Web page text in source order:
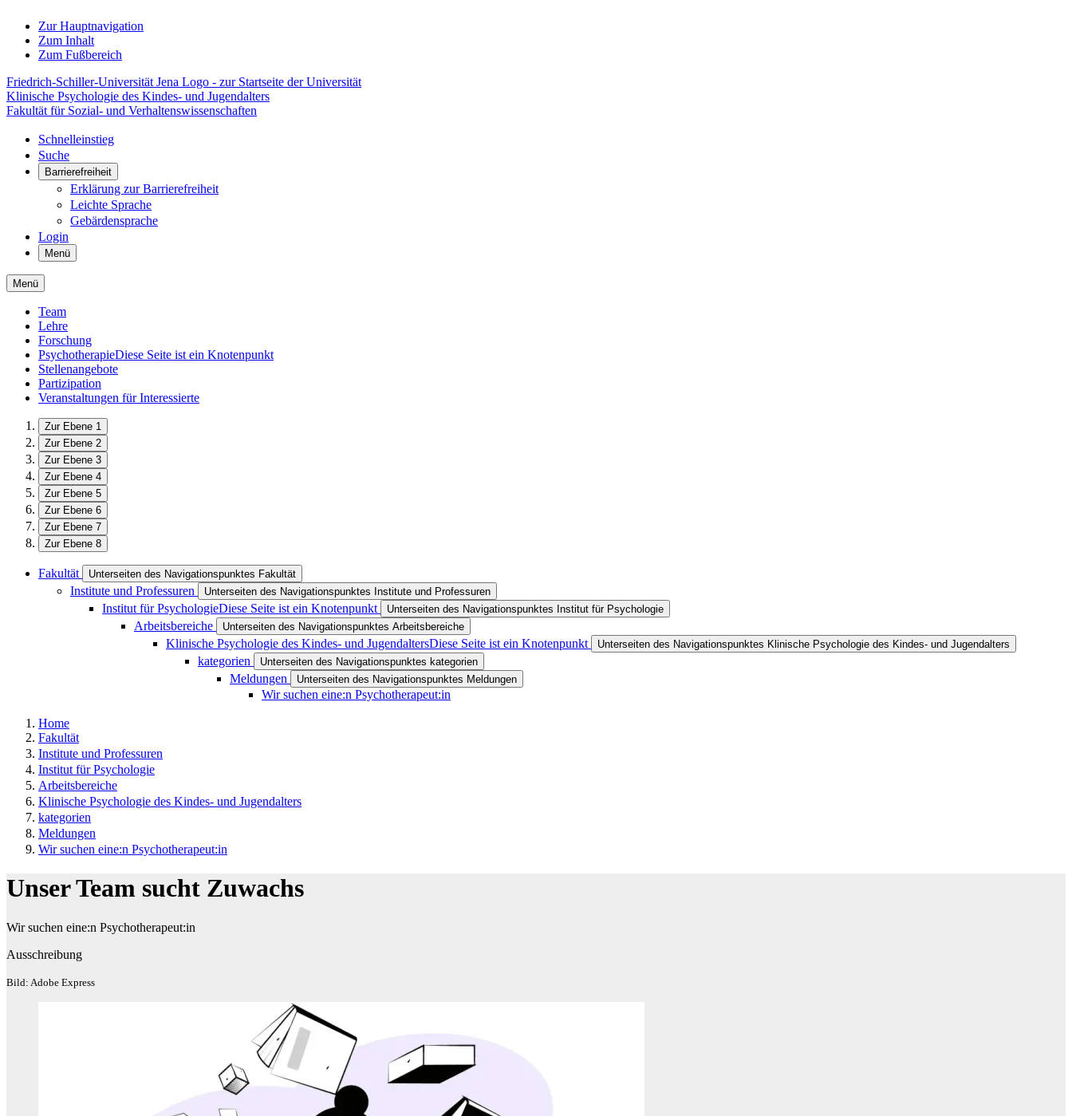
Zur Hauptnavigation
Zum Inhalt
Zum Fußbereich
Friedrich-Schiller-Universität Jena Logo - zur Startseite der Universität
Klinische Psychologie des Kindes- und Jugendalters
Fakultät für Sozial- und Verhaltenswissenschaften
Schnelleinstieg
Suche
Barrierefreiheit
Erklärung zur Barrierefreiheit
Leichte Sprache
Gebärdensprache
Login
Menü
Menü
Team
Lehre
Forschung
PsychotherapieDiese Seite ist ein Knotenpunkt
Stellenangebote
Partizipation
Veranstaltungen für Interessierte
Zur Ebene 1
Zur Ebene 2
Zur Ebene 3
Zur Ebene 4
Zur Ebene 5
Zur Ebene 6
Zur Ebene 7
Zur Ebene 8
Fakultät Unterseiten des Navigationspunktes Fakultät
Institute und Professuren Unterseiten des Navigationspunktes Institute und Professuren
Institut für PsychologieDiese Seite ist ein Knotenpunkt Unterseiten des Navigationspunktes Institut für Psychologie
Arbeitsbereiche Unterseiten des Navigationspunktes Arbeitsbereiche
Klinische Psychologie des Kindes- und JugendaltersDiese Seite ist ein Knotenpunkt Unterseiten des Navigationspunktes Klinische Psychologie des Kindes- und Jugendalters
kategorien Unterseiten des Navigationspunktes kategorien
Meldungen Unterseiten des Navigationspunktes Meldungen
Wir suchen eine:n Psychotherapeut:in
Home
Fakultät
Institute und Professuren
Institut für Psychologie
Arbeitsbereiche
Klinische Psychologie des Kindes- und Jugendalters
kategorien
Meldungen
Wir suchen eine:n Psychotherapeut:in
Unser Team sucht Zuwachs
Wir suchen eine:n Psychotherapeut:in
Ausschreibung
Bild: Adobe Express